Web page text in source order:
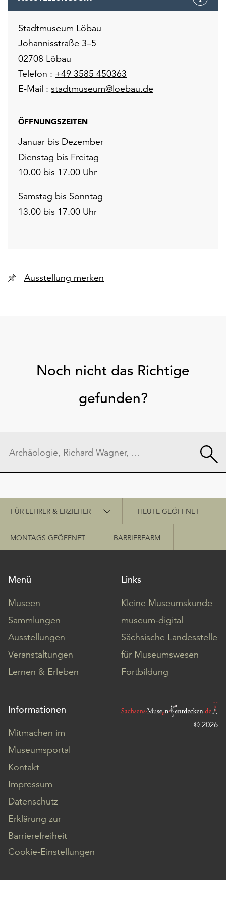
Stadtmuseum Löbau
Johannisstraße 3–5
02708 Löbau
Telefon : +49 3585 450363
E-Mail : stadtmuseum@loebau.de
ÖFFNUNGSZEITEN
Januar bis Dezember
Dienstag bis Freitag
10.00 bis 17.00 Uhr
Samstag bis Sonntag
13.00 bis 17.00 Uhr
Ausstellung merken
Noch nicht das Richtige
gefunden?
Schnellzugriff
FÜR LEHRER & ERZIEHER HEUTE GEÖFFNET
MONTAGS GEÖFFNET BARRIEREARM
Menü
Museen
Sammlungen
Ausstellungen
Veranstaltungen
Lernen & Erleben
Links
Kleine Museumskunde
museum-digital
Sächsische Landesstelle
für Museumswesen
Fortbildung
Informationen
Mitmachen im
Museumsportal
Kontakt
Impressum
Datenschutz
Erklärung zur
Barrierefreiheit
Cookie-Einstellungen
© 2026